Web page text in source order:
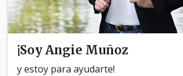
¡Soy Angie Muñoz
y estoy para ayudarte!